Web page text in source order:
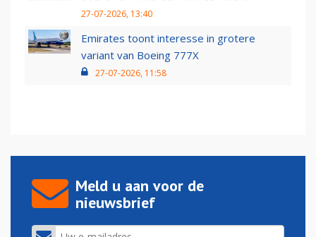
27-07-2026, 13:40
Emirates toont interesse in grotere
variant van Boeing 777X
27-07-2026, 11:58
Meld u aan voor de
nieuwsbrief